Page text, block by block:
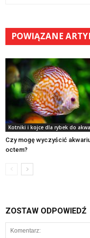
POWIĄZANE
Kotniki i kojce dla rybek do
Czy mogę wyczyścić
octem?
ZOSTAW ODPOWIEDŹ